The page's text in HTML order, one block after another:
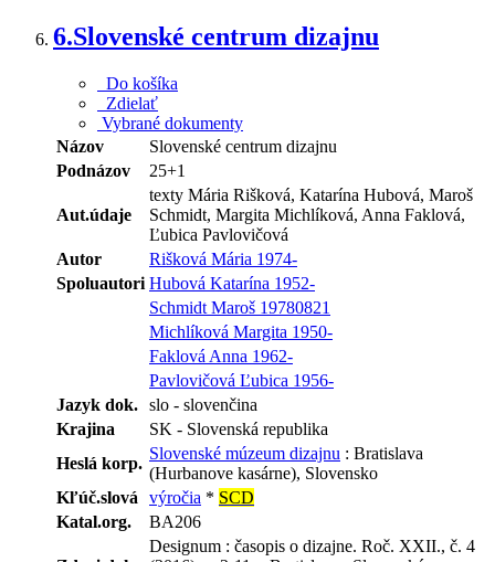
6.Slovenské centrum dizajnu
Do košíka
Zdielať
Vybrané dokumenty
Názov
Slovenské centrum dizajnu
Podnázov
25+1
Aut.údaje
texty Mária Rišková, Katarína Hubová, Maroš
Schmidt, Margita Michlíková, Anna Faklová,
Ľubica Pavlovičová
Autor
Rišková Mária 1974-
Spoluautori Hubová Katarína 1952-
Schmidt Maroš 19780821
Michlíková Margita 1950-
Faklová Anna 1962-
Pavlovičová Ľubica 1956-
Jazyk dok. slo - slovenčina
Krajina
SK - Slovenská republika
Heslá korp.
Slovenské múzeum dizajnu : Bratislava
(Hurbanove kasárne), Slovensko
Kľúč.slová
výročia * SCD
Katal.org.
BA206
Designum : časopis o dizajne. Roč. XXII., č. 4